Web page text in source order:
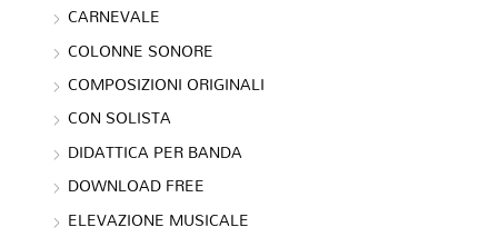
CARNEVALE
COLONNE SONORE
COMPOSIZIONI ORIGINALI
CON SOLISTA
DIDATTICA PER BANDA
DOWNLOAD FREE
ELEVAZIONE MUSICALE